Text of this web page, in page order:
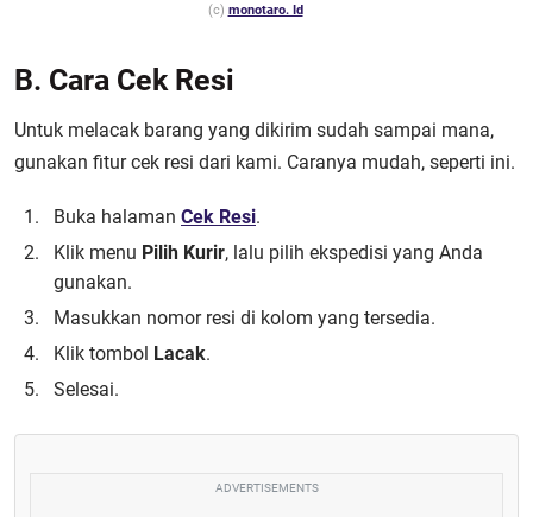
(c) monotaro. Id
B. Cara Cek Resi
Untuk melacak barang yang dikirim sudah sampai mana,
gunakan fitur cek resi dari kami. Caranya mudah, seperti ini.
Buka halaman Cek Resi.
Klik menu Pilih Kurir, lalu pilih ekspedisi yang Anda
gunakan.
Masukkan nomor resi di kolom yang tersedia.
Klik tombol Lacak.
Selesai.
ADVERTISEMENTS